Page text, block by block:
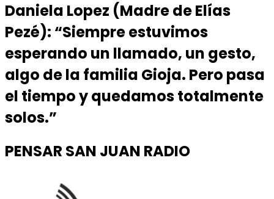
Daniela Lopez (Madre de Elías
Pezé): “Siempre estuvimos
esperando un llamado, un gesto,
algo de la familia Gioja. Pero pasa
el tiempo y quedamos totalmente
solos.”
PENSAR SAN JUAN RADIO